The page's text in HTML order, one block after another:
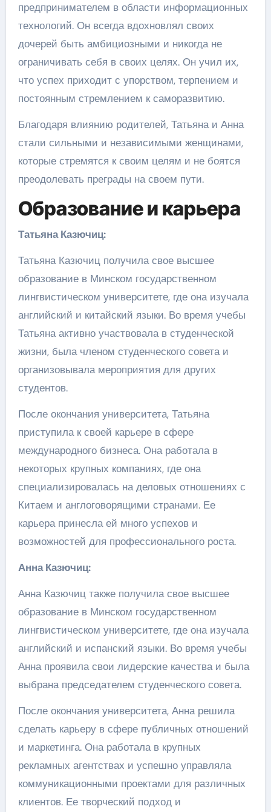
предпринимателем в области информационных
технологий. Он всегда вдохновлял своих
дочерей быть амбициозными и никогда не
ограничивать себя в своих целях. Он учил их,
что успех приходит с упорством, терпением и
постоянным стремлением к саморазвитию.
Благодаря влиянию родителей, Татьяна и Анна
стали сильными и независимыми женщинами,
которые стремятся к своим целям и не боятся
преодолевать преграды на своем пути.
Образование и карьера
Татьяна Казючиц:
Татьяна Казючиц получила свое высшее
образование в Минском государственном
лингвистическом университете, где она изучала
английский и китайский языки. Во время учебы
Татьяна активно участвовала в студенческой
жизни, была членом студенческого совета и
организовывала мероприятия для других
студентов.
После окончания университета, Татьяна
приступила к своей карьере в сфере
международного бизнеса. Она работала в
некоторых крупных компаниях, где она
специализировалась на деловых отношениях с
Китаем и англоговорящими странами. Ее
карьера принесла ей много успехов и
возможностей для профессионального роста.
Анна Казючиц:
Анна Казючиц также получила свое высшее
образование в Минском государственном
лингвистическом университете, где она изучала
английский и испанский языки. Во время учебы
Анна проявила свои лидерские качества и была
выбрана председателем студенческого совета.
После окончания университета, Анна решила
сделать карьеру в сфере публичных отношений
и маркетинга. Она работала в крупных
рекламных агентствах и успешно управляла
коммуникационными проектами для различных
клиентов. Ее творческий подход и